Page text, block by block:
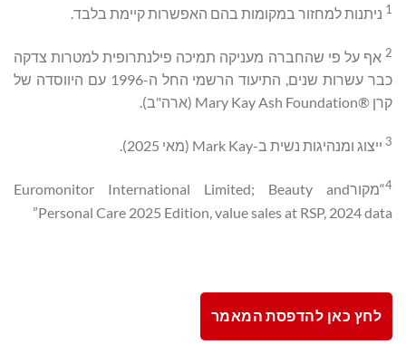
1 ניתנות למחזור במקומות בהם האפשרות קיימת בלבד.
2 אף על פי שהחברה מעניקה תמיכה פילנתרופית למטרות צדקה
כבר עשרות שנים, התיעוד הרשמי החל ה-1996 עם היווסדה של
קרן ®Mary Kay Ash Foundation (ארה"ב).
3 ייצוג ומנהיגות נשית ב-Mark Kay (מאי 2025).
4
“מקורEuromonitor International Limited; Beauty and
Personal Care 2025 Edition, value sales at RSP, 2024 data”
לחץ כאן להדפסת המאמר